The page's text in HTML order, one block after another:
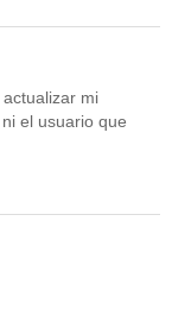
mi
el usuario que